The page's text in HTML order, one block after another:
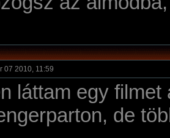
07 2010, 11:59
láttam egy
de